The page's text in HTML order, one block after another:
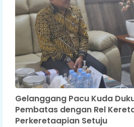
Gelanggang Pacu Kuda
Pembatas dengan Rel
Perkeretaapian Setuju